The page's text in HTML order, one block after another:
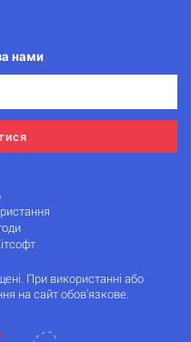
нами
При використанні або
на сайт обов'язкове.